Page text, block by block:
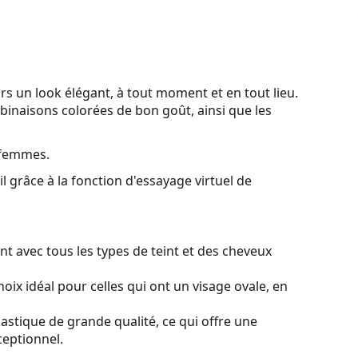
un look élégant, à tout moment et en tout lieu.
colorées de bon goût, ainsi que les
grâce à la fonction d'essayage virtuel de
avec tous les types de teint et des cheveux
idéal pour celles qui ont un visage ovale, en
de grande qualité, ce qui offre une